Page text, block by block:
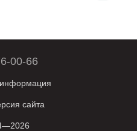
00-66
информация
сайта